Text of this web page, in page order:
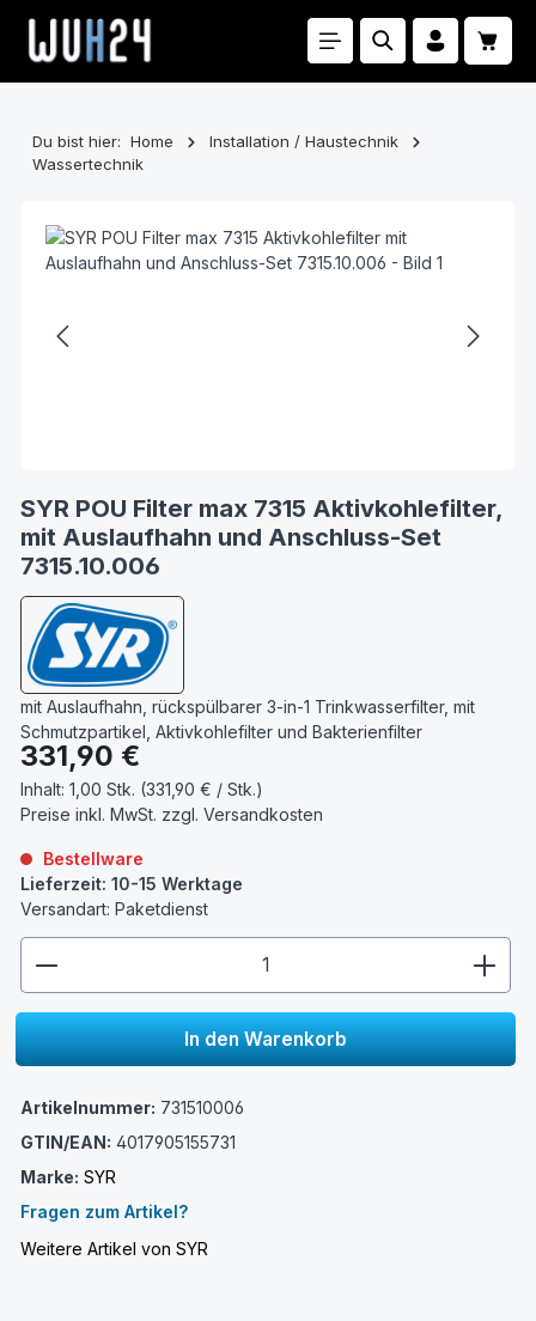
Zum Hauptinhalt springen
Du bist hier: Home
Installation / Haustechnik
Wassertechnik
SYR POU Filter max 7315 Aktivkohlefilter,
mit Auslaufhahn und Anschluss-Set
7315.10.006
mit Auslaufhahn, rückspülbarer 3-in-1 Trinkwasserfilter, mit
Schmutzpartikel, Aktivkohlefilter und Bakterienfilter
Regulärer Preis:
331,90 €
Inhalt: 1,00 Stk. (331,90 € / Stk.)
Preise inkl. MwSt. zzgl. Versandkosten
Bestellware
Lieferzeit: 10-15 Werktage
Versandart: Paketdienst
In den Warenkorb
Artikelnummer: 731510006
GTIN/EAN: 4017905155731
Marke: SYR
Fragen zum Artikel?
Weitere Artikel von SYR